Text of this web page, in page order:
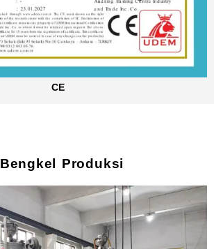
CE
Bengkel Produksi